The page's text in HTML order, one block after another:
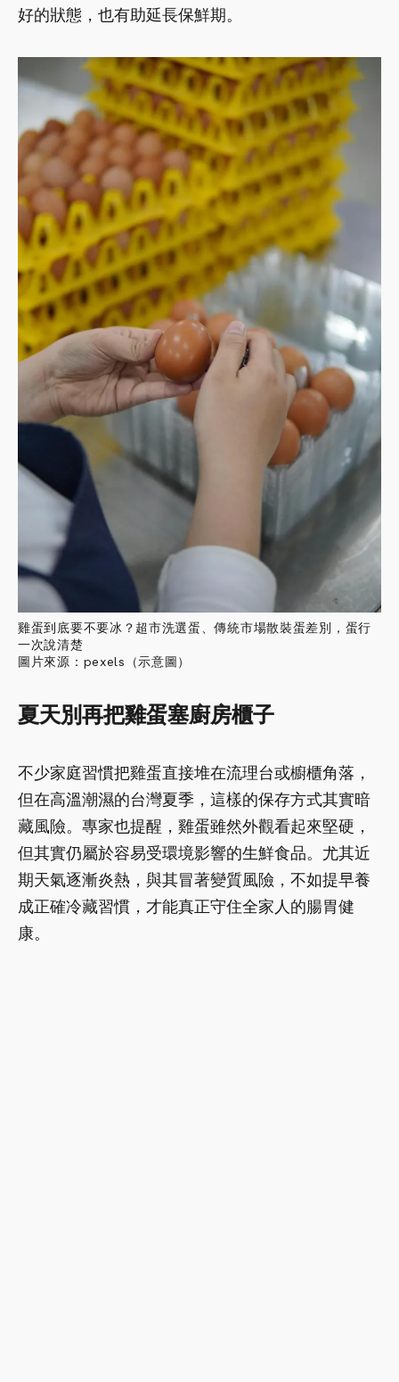
好的狀態，也有助延長保鮮期。
雞蛋到底要不要冰？超市洗選蛋、傳統市場散裝蛋差別，蛋行
一次說清楚
圖片來源：pexels（示意圖）
夏天別再把雞蛋塞廚房櫃子
不少家庭習慣把雞蛋直接堆在流理台或櫥櫃角落，
但在高溫潮濕的台灣夏季，這樣的保存方式其實暗
藏風險。專家也提醒，雞蛋雖然外觀看起來堅硬，
但其實仍屬於容易受環境影響的生鮮食品。尤其近
期天氣逐漸炎熱，與其冒著變質風險，不如提早養
成正確冷藏習慣，才能真正守住全家人的腸胃健
康。